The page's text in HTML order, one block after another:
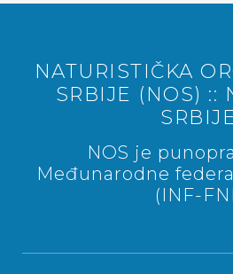
NATURISTIČKA
SRBIJE (NOS) ::
NOS je
Međunarodne
(INF-